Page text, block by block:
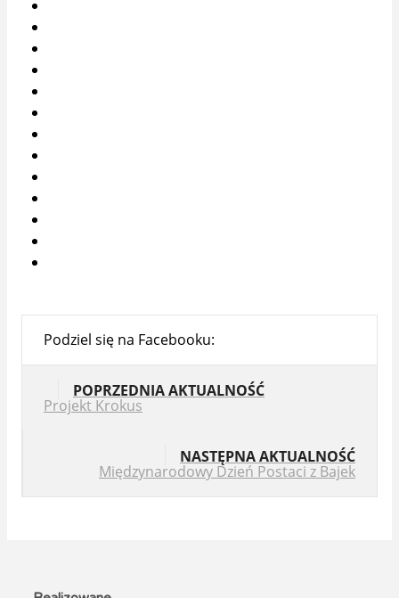
Podziel się na Facebooku:
POPRZEDNIA AKTUALNOŚĆ
Projekt Krokus
NASTĘPNA AKTUALNOŚĆ
Międzynarodowy Dzień Postaci z Bajek